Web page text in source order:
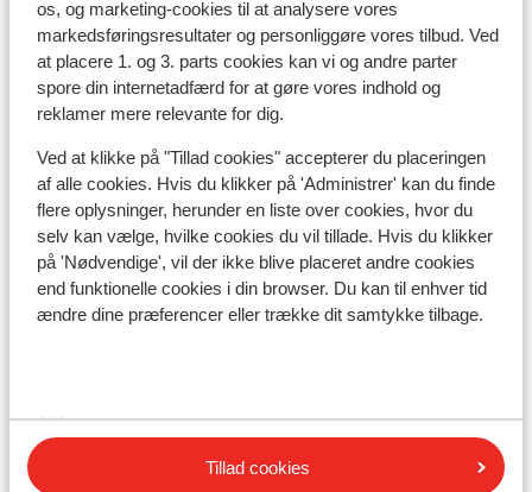
os, og marketing-cookies til at analysere vores
markedsføringsresultater og personliggøre vores tilbud. Ved
at placere 1. og 3. parts cookies kan vi og andre parter
spore din internetadfærd for at gøre vores indhold og
reklamer mere relevante for dig.
Ved at klikke på "Tillad cookies" accepterer du placeringen
af alle cookies. Hvis du klikker på 'Administrer' kan du finde
flere oplysninger, herunder en liste over cookies, hvor du
selv kan vælge, hvilke cookies du vil tillade. Hvis du klikker
på 'Nødvendige', vil der ikke blive placeret andre cookies
end funktionelle cookies i din browser. Du kan til enhver tid
ændre dine præferencer eller trække dit samtykke tilbage.
Tillad cookies
Afstand til skipiste ca. 950 meter
Afstand til busstoppested til skilift ca. 10 meter (
skibus gratis mod forevisning af liftkort)
Afstand til skilift ca. 950 meter
Nærmeste restaurant ca. 200 meter
Liftkort/skileje/undervisning
Liftkort